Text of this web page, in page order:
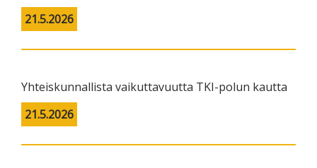
21.5.2026
Yhteiskunnallista vaikuttavuutta TKI-polun kautta
21.5.2026